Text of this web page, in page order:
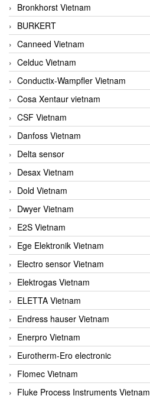
Bronkhorst Vietnam
BURKERT
Canneed Vietnam
Celduc Vietnam
Conductix-Wampfler Vietnam
Cosa Xentaur vietnam
CSF Vietnam
Danfoss Vietnam
Delta sensor
Desax Vietnam
Dold Vietnam
Dwyer Vietnam
E2S Vietnam
Ege Elektronik Vietnam
Electro sensor Vietnam
Elektrogas Vietnam
ELETTA Vietnam
Endress hauser Vietnam
Enerpro Vietnam
Eurotherm-Ero electronic
Flomec Vietnam
Fluke Process Instruments Vietnam